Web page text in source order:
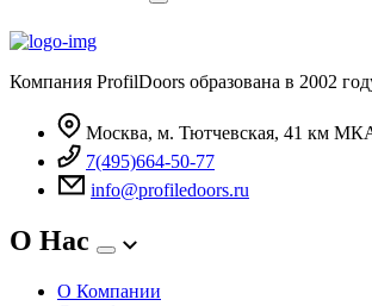
Компания ProfilDoors образована в 2002
Москва, м. Тютчевская, 41 км
7(495)664-50-77
info@profiledoors.ru
О Нас
О Компании